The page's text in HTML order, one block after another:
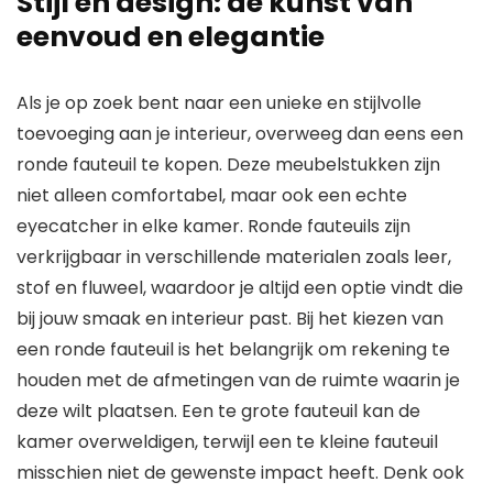
eenvoud en elegantie
Als je op zoek bent naar een unieke en stijlvolle
toevoeging aan je interieur, overweeg dan eens een
ronde fauteuil te kopen. Deze meubelstukken zijn
niet alleen comfortabel, maar ook een echte
eyecatcher in elke kamer. Ronde fauteuils zijn
verkrijgbaar in verschillende materialen zoals leer,
stof en fluweel, waardoor je altijd een optie vindt die
bij jouw smaak en interieur past. Bij het kiezen van
een ronde fauteuil is het belangrijk om rekening te
houden met de afmetingen van de ruimte waarin je
deze wilt plaatsen. Een te grote fauteuil kan de
kamer overweldigen, terwijl een te kleine fauteuil
misschien niet de gewenste impact heeft. Denk ook